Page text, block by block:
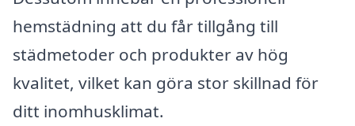
hemstädning att du får tillgång till
städmetoder och produkter av hög
kvalitet, vilket kan göra stor skillnad för
ditt inomhusklimat.